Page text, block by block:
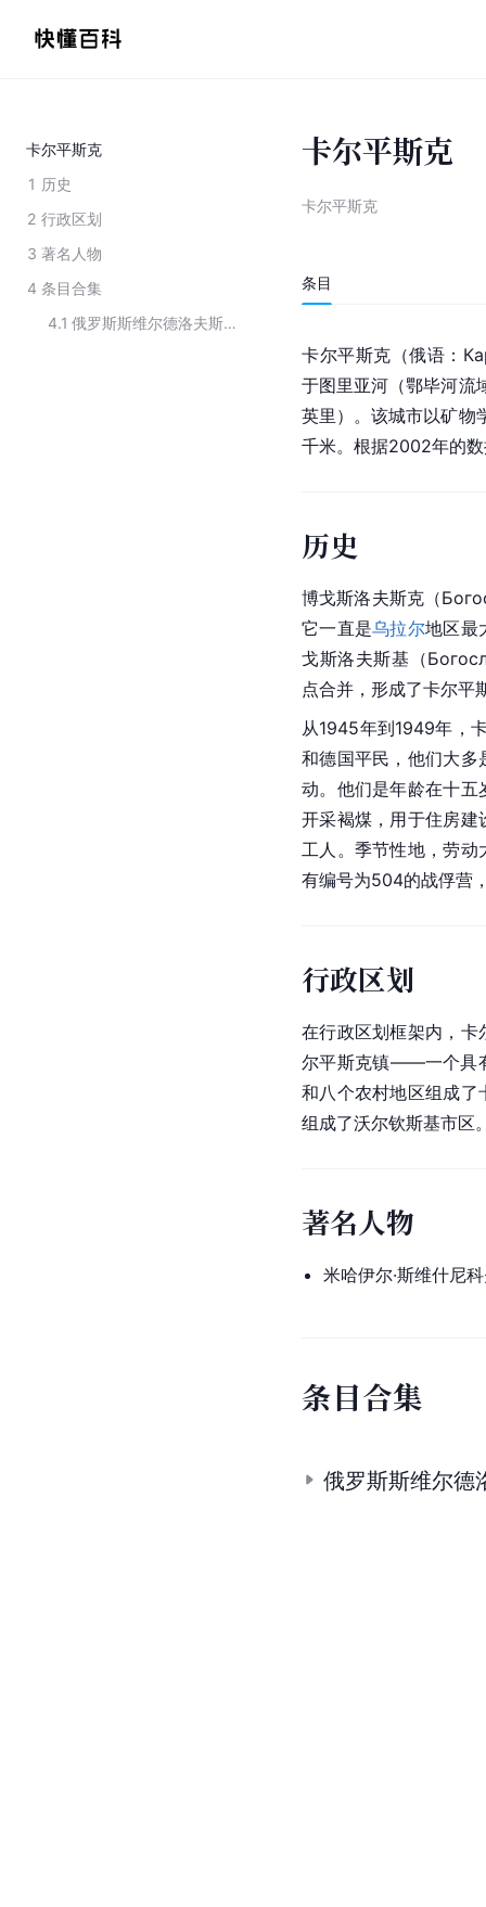
卡尔平斯克
1 历史
2 行政区划
3 著名人物
4 条目合集
4.1
俄罗斯斯维尔德洛夫斯克州下辖城市
卡尔平斯克
卡尔平斯克
条目
卡尔平斯克（俄语：
于图里亚河（鄂毕河流
英里）。该城市以矿物
千米。根据2002年的
历史
博戈斯洛夫斯克（
它一直是乌拉尔地区最
戈斯洛夫斯基（
点合并，形成了卡尔平
从1945年到1949年，
和德国平民，他们大多
动。他们是年龄在十五
开采褐煤，用于住房建
工人。季节性地，劳
有编号为504的战俘营
行政区划
在行政区划框架内，卡
尔平斯克镇——一个具
和八个农村地区组成了
组成了沃尔钦斯基市区
著名人物
米哈伊尔·斯维什尼
条目合集
俄罗斯斯维尔德